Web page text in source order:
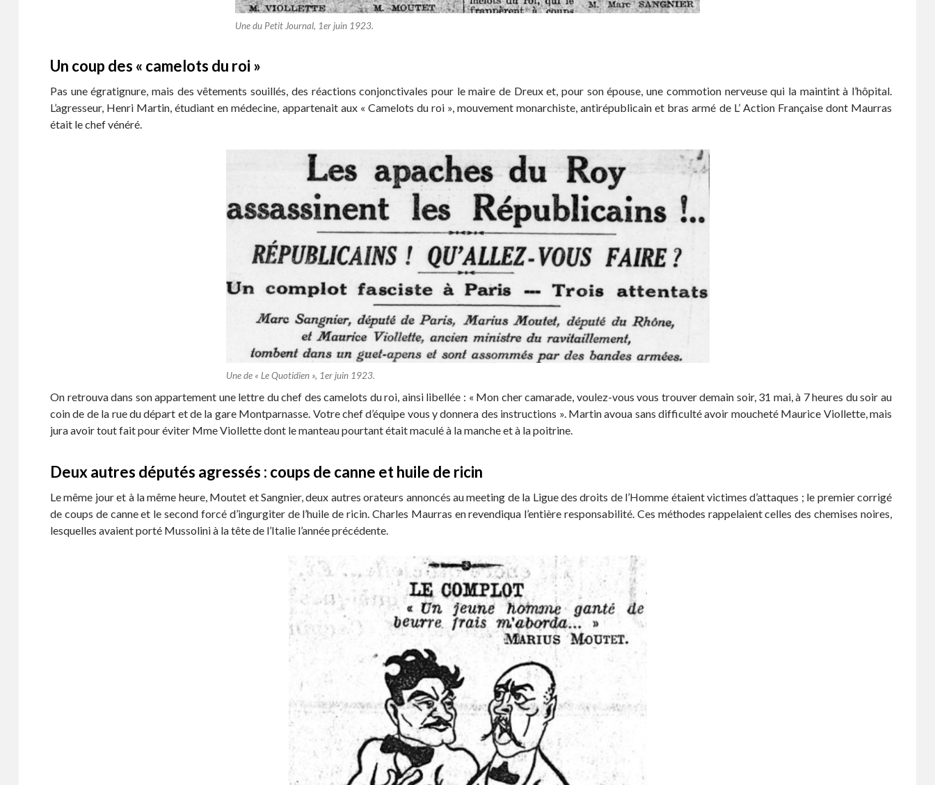
Une du Petit Journal, 1er juin 1923.
Un coup des « camelots du roi »
Pas une égratignure, mais des vêtements souillés, des réactions conjonctivales pour le maire de Dreux et, pour son épouse, une commotion nerveuse qui la maintint à l’hôpital.
L’agresseur, Henri Martin, étudiant en médecine, appartenait aux « Camelots du roi », mouvement monarchiste, antirépublicain et bras armé de L’ Action Française dont Maurras
était le chef vénéré.
Une de « Le Quotidien », 1er juin 1923.
On retrouva dans son appartement une lettre du chef des camelots du roi, ainsi libellée : « Mon cher camarade, voulez-vous vous trouver demain soir, 31 mai, à 7 heures du soir au
coin de de la rue du départ et de la gare Montparnasse. Votre chef d’équipe vous y donnera des instructions ». Martin avoua sans difficulté avoir moucheté Maurice Viollette, mais
jura avoir tout fait pour éviter Mme Viollette dont le manteau pourtant était maculé à la manche et à la poitrine.
Deux autres députés agressés : coups de canne et huile de ricin
Le même jour et à la même heure, Moutet et Sangnier, deux autres orateurs annoncés au meeting de la Ligue des droits de l’Homme étaient victimes d’attaques ; le premier corrigé
de coups de canne et le second forcé d’ingurgiter de l’huile de ricin. Charles Maurras en revendiqua l’entière responsabilité. Ces méthodes rappelaient celles des chemises noires,
lesquelles avaient porté Mussolini à la tête de l’Italie l’année précédente.